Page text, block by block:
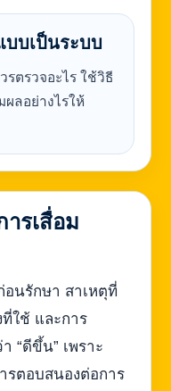
บบเป็นระบบ
รตรวจอะไร ใช้วิธี
ลอย่างไรให้
รเสื่อม
อนรักษา สาเหตุที่
ใช้ และการ
“ดีขึ้น” เพราะ
รตอบสนองต่อการ